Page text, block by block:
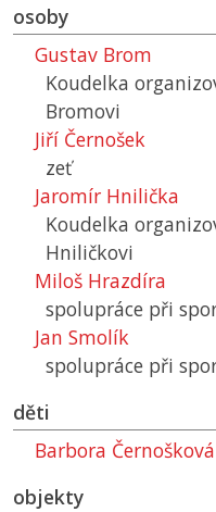
osoby
Gustav Brom
Koudelka
Bromovi
Jiří Černošek
zeť
Jaromír Hnilička
Koudelka
Hniličkovi
Miloš Hrazdíra
spolupráce při
Jan Smolík
spolupráce při
děti
Barbora
objekty